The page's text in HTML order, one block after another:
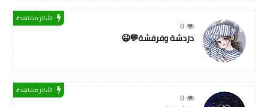
0
الأكثر مشاهدة
دردشة وفرفشة💬😉
0
الأكثر مشاهدة